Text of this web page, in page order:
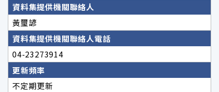
資料集提供機關聯絡人
黃璽諺
資料集提供機關聯絡人電話
04-23273914
更新頻率
不定期更新